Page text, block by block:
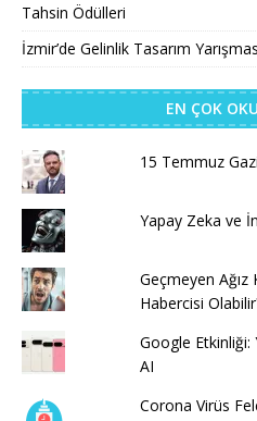
Tahsin Ödülleri
İzmir’de Gelinlik Tasarım
EN ÇOK
15 Temmuz
Yapay Zeka ve
Geçmeyen Ağız
Habercisi
Google Etkinliği:
AI
Corona Virüs